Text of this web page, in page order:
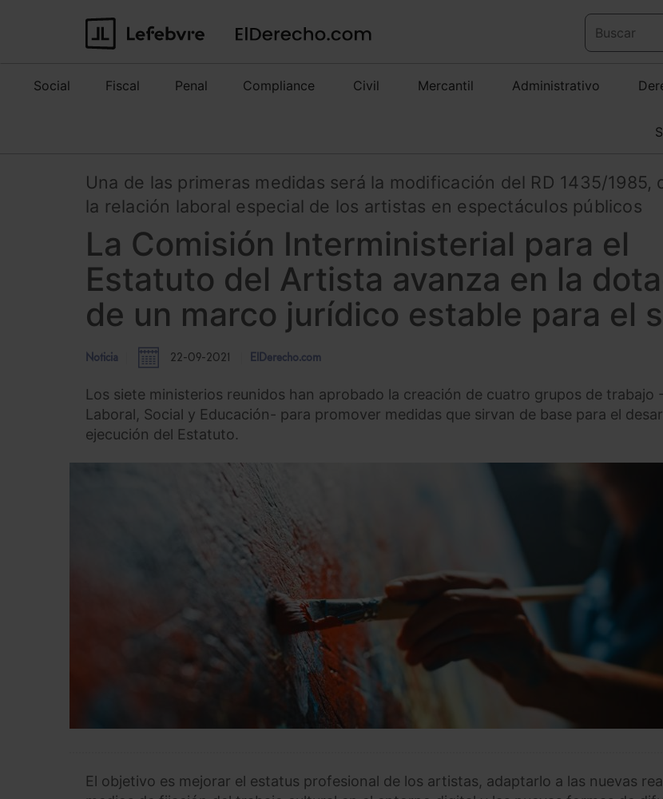
Social Fiscal Penal Compliance Civil Mercantil Administrativo
Una de las primeras medidas será la modificación del RD 1435/1985,
la relación laboral especial de los artistas en espectáculos públicos
La Comisión Interministerial para el
Estatuto del Artista avanza en la
de un marco jurídico estable para el
Noticia 22-09-2021 ElDerecho.com
Los siete ministerios reunidos han aprobado la creación de cuatro grupos de trabajo
Laboral, Social y Educación- para promover medidas que sirvan de base para el
ejecución del Estatuto.
El objetivo es mejorar el estatus profesional de los artistas, adaptarlo a las nuevas